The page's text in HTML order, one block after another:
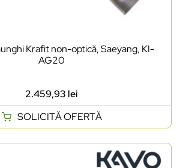
Krafit non-optică, Saeyang, KI-
AG20
2.459,93 lei
SOLICITĂ OFERTĂ